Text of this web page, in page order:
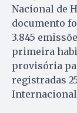
Nacional de
documento
3.845
primeira
provisória
registradas